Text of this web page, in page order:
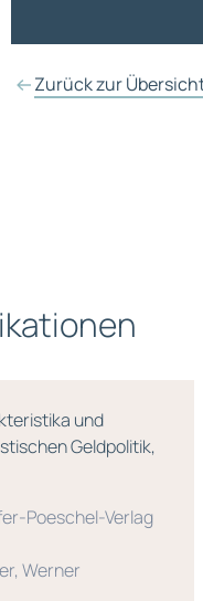
Zurück zur
und
Geldpolitik,
Poeschel-Verlag
Werner